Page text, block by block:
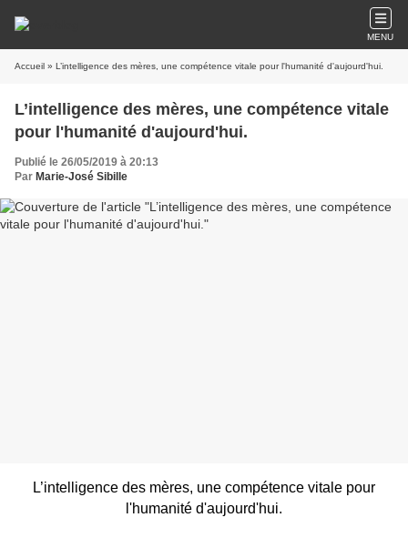
MENU
Accueil » L’intelligence des mères, une compétence vitale pour l'humanité d'aujourd'hui.
L’intelligence des mères, une compétence vitale
pour l'humanité d'aujourd'hui.
Publié le 26/05/2019 à 20:13
Par Marie-José Sibille
L’intelligence des mères, une compétence vitale pour
l'humanité d'aujourd'hui.